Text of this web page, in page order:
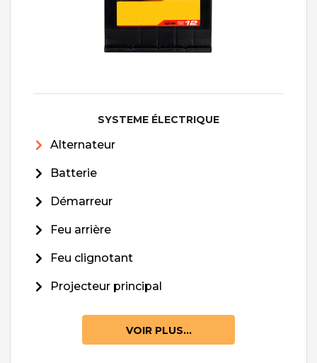
SYSTEME ÉLECTRIQUE
Alternateur
Batterie
Démarreur
Feu arrière
Feu clignotant
Projecteur principal
VOIR PLUS...